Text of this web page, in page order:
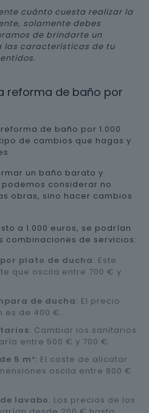
cuánto cuesta realizar la
solamente debes
de brindarte un
las características de tu
reforma de baño por
de baño por 1.000
de cambios que hagas y
un baño barato y
considerar no
obras, sino hacer cambios
a 1.000 euros, se podrían
combinaciones de servicios:
plato de ducha: Este
que oscila entre 700 € y
de ducha: El precio
es de 400 €.
: Cambiar los sanitarios
entre 500 € y 700 €.
5 m²: El coste de alicatar
oscila entre 800 €
lavabo: Los precios de los